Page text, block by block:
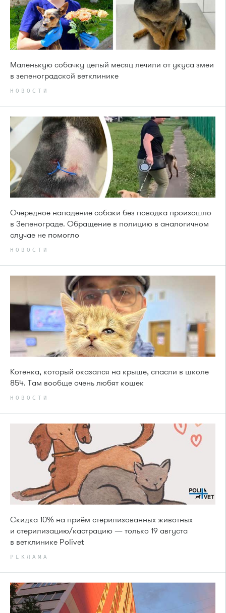
Маленькую собачку целый месяц лечили от укуса змеи
в зеленоградской ветклинике
НОВОСТИ
Очередное нападение собаки без поводка произошло
в Зеленограде. Обращение в полицию в аналогичном
случае не помогло
НОВОСТИ
Котенка, который оказался на крыше, спасли в школе
854. Там вообще очень любят кошек
НОВОСТИ
Скидка 10% на приём стерилизованных животных
и стерилизацию/кастрацию — только 19 августа
в ветклинике Polivet
РЕКЛАМА